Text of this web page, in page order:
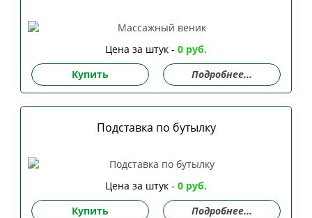
Цена за штук - 0 руб.
Купить
Подробнее...
Подставка по бутылку
Цена за штук - 0 руб.
Купить
Подробнее...